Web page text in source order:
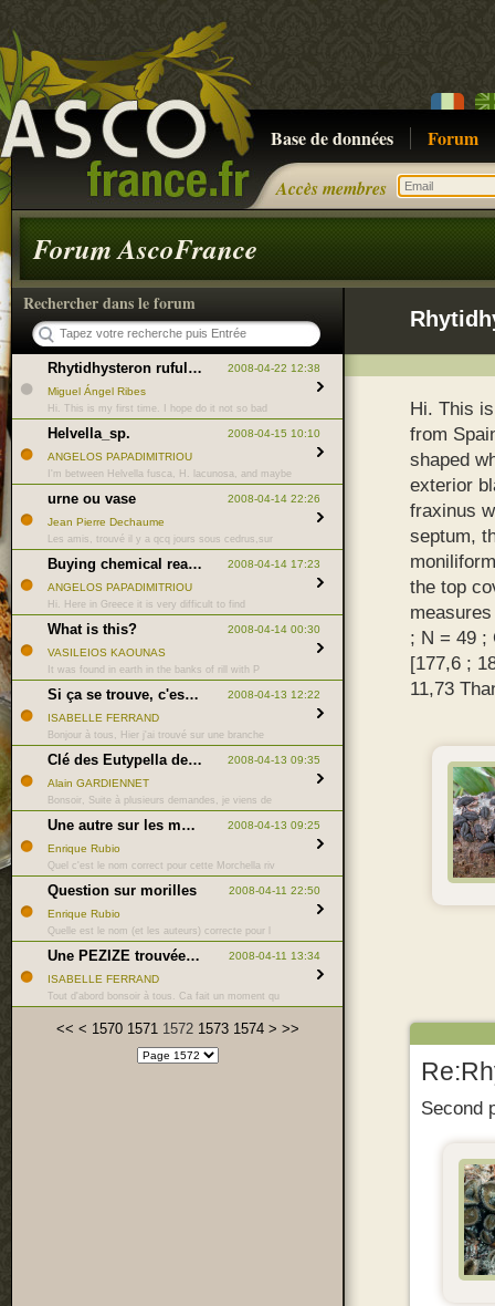
Base de données Forum
Accès membres
Forum AscoFrance
Rechercher dans le forum
2008-04-22 12:38
Rhytidhysteron rufulum / viride ??
Miguel Ángel Ribes
Hi. This is my first time. I hope do it not so bad
2008-04-15 10:10
Helvella_sp.
ANGELOS PAPADIMITRIOU
I'm between Helvella fusca, H. lacunosa, and maybe
2008-04-14 22:26
urne ou vase
Jean Pierre Dechaume
Les amis, trouvé il y a qcq jours sous cedrus,sur
2008-04-14 17:23
Buying chemical reagents
ANGELOS PAPADIMITRIOU
Hi. Here in Greece it is very difficult to find
2008-04-14 00:30
What is this?
VASILEIOS KAOUNAS
It was found in earth in the banks of rill with P
2008-04-13 12:22
Si ça se trouve, c'est tout bête ... ;-)
ISABELLE FERRAND
Bonjour à tous, Hier j'ai trouvé sur une branche
2008-04-13 09:35
Clé des Eutypella de France
Alain GARDIENNET
Bonsoir, Suite à plusieurs demandes, je viens de
2008-04-13 09:25
Une autre sur les morilles
Enrique Rubio
Quel c'est le nom correct pour cette Morchella riv
2008-04-11 22:50
Question sur morilles
Enrique Rubio
Quelle est le nom (et les auteurs) correcte pour l
2008-04-11 13:34
Une PEZIZE trouvée ce jour, une idée ? 1/3
ISABELLE FERRAND
Tout d'abord bonsoir à tous. Ca fait un moment qu
<< < 1570 1571 1572 1573 1574 > >>
Hi. This
from
shaped
exterior
fraxinus
septum,
the top
; N = 49 ;
[177,6 ;
11,73
Second